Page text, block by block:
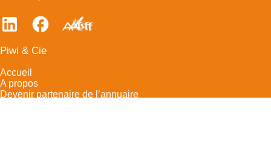
Piwi & Cie
Accueil
A propos
Devenir partenaire de l’annuaire